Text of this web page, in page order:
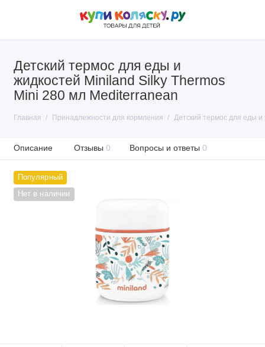
Детский термос для еды и
жидкостей Miniland Silky Thermos
Mini 280 мл Mediterranean
Главная Принадлежности для кормления Детский термос для еды
Описание Отзывы 0 Вопросы и ответы 0
Популярный
Нет в наличии